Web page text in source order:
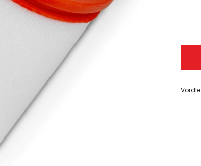
Võrdle